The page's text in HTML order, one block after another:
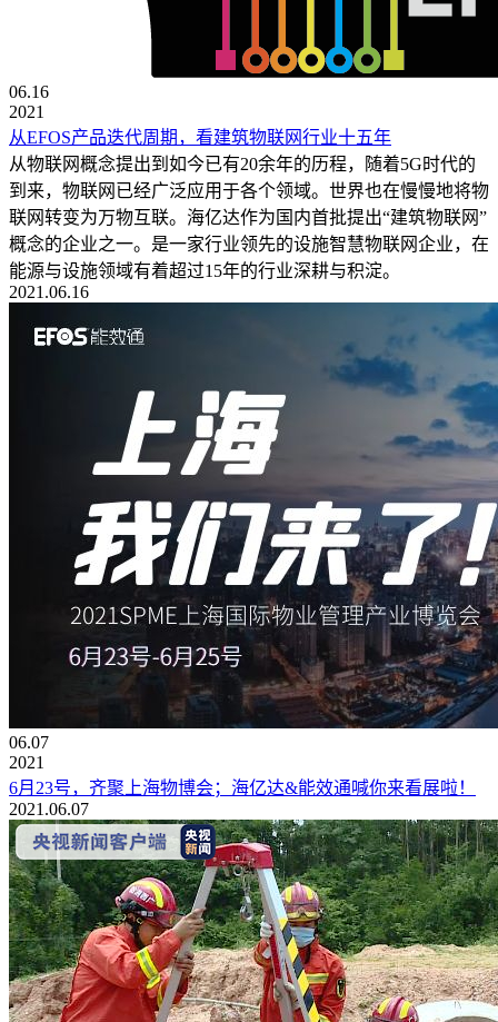
06.16
2021
从EFOS产品迭代周期，看建筑物联网行业十五年
从物联网概念提出到如今已有20余年的历程，随着5G时代的
到来，物联网已经广泛应用于各个领域。世界也在慢慢地将物
联网转变为万物互联。海亿达作为国内首批提出“建筑物联网”
概念的企业之一。是一家行业领先的设施智慧物联网企业，在
能源与设施领域有着超过15年的行业深耕与积淀。
2021.06.16
06.07
2021
6月23号，齐聚上海物博会；海亿达&能效通喊你来看展啦！
2021.06.07